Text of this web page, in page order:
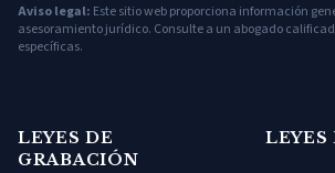
Aviso legal: Este sitio web proporciona información
asesoramiento jurídico. Consulte a un abogado
específicas.
LEYES DE
GRABACIÓN
LEYES